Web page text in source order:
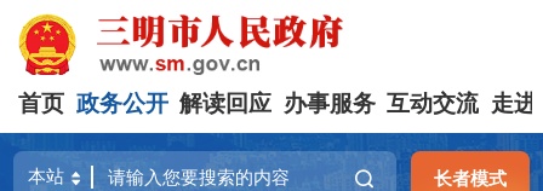
首页 政务公开 解读回应 办事服务 互动交流 走进
长者模式